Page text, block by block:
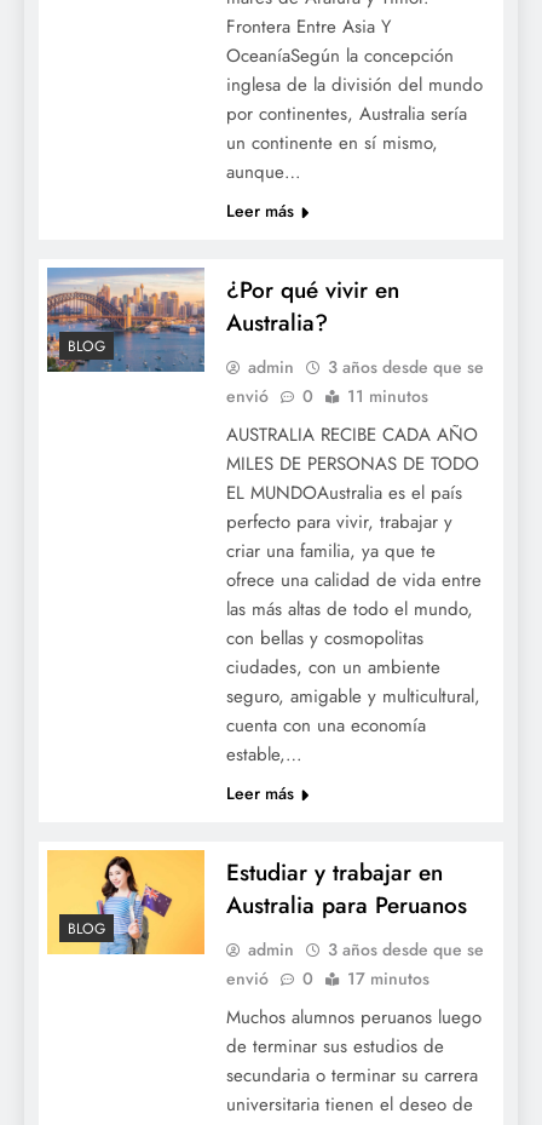
Frontera Entre Asia Y
OceaníaSegún la concepción
inglesa de la división del mundo
por continentes, Australia sería
un continente en sí mismo,
aunque…
Leer más
BLOG
¿Por qué vivir en
Australia?
admin
3 años desde que se
envió
0 11 minutos
AUSTRALIA RECIBE CADA AÑO
MILES DE PERSONAS DE TODO
EL MUNDOAustralia es el país
perfecto para vivir, trabajar y
criar una familia, ya que te
ofrece una calidad de vida entre
las más altas de todo el mundo,
con bellas y cosmopolitas
ciudades, con un ambiente
seguro, amigable y multicultural,
cuenta con una economía
estable,…
Leer más
BLOG
Estudiar y trabajar en
Australia para Peruanos
admin
3 años desde que se
envió
0 17 minutos
Muchos alumnos peruanos luego
de terminar sus estudios de
secundaria o terminar su carrera
universitaria tienen el deseo de